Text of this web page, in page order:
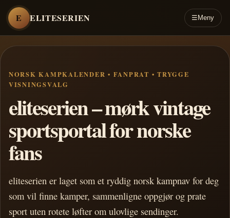
E ELITESERIEN ☰ Meny
NORSK KAMPKALENDER • FANPRAT • TRYGGE
VISNINGSVALG
eliteserien – mørk vintage
sportsportal for norske
fans
eliteserien er laget som et ryddig norsk kampnav for deg
som vil finne kamper, sammenligne oppgjør og prate
sport uten rotete løfter om ulovlige sendinger.